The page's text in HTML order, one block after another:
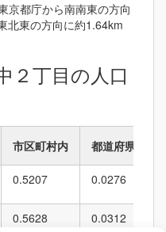
京都庁から南南東の方向
北東の方向に約1.64km
２丁目の人口
市区町村内 都道府県内
0.5207 0.0276
0.5628 0.0312